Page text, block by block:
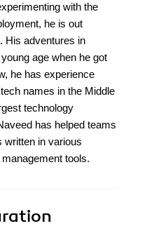
with the
he is out
His adventures in
age when he got
he has experience
names in the Middle
technology
has helped teams
written in various
tools.